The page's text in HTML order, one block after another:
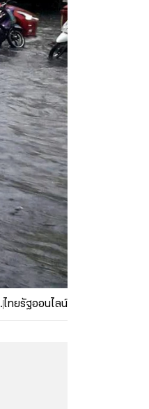
ไทยรัฐออนไลน์